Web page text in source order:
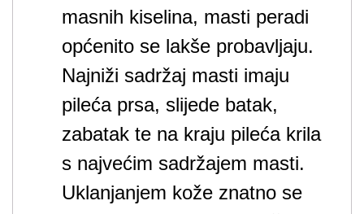
masnih kiselina, masti peradi
općenito se lakše probavljaju.
Najniži sadržaj masti imaju
pileća prsa, slijede batak,
zabatak te na kraju pileća krila
s najvećim sadržajem masti.
Uklanjanjem kože znatno se